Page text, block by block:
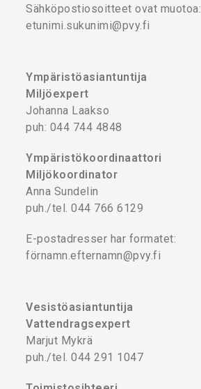
Sähköpostiosoitteet ovat muotoa:
etunimi.sukunimi@pvy.fi
Ympäristöasiantuntija
Miljöexpert
Johanna Laakso
puh: 044 744 4848
Ympäristökoordinaattori
Miljökoordinator
Anna Sundelin
puh./tel. 044 766 6129
E-postadresser har formatet:
förnamn.efternamn@pvy.fi
Vesistöasiantuntija
Vattendragsexpert
Marjut Mykrä
puh./tel. 044 291 1047